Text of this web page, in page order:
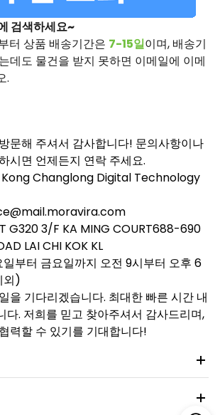
검색하세요~
터 상품 배송기간은 7-15일이며, 배송기
데도 물건을 받지 못하면 이메일에 이메
.
문해 주셔서 감사합니다! 문의사항이나
시면 언제든지 연락 주세요.
Kong Changlong Digital Technology
G320 3/F KA MING COURT688-690
LAI CHI KOK KL
부터 금요일까지 오전 9시부터 오후 6
외)
을 기다리겠습니다. 최대한 빠른 시간 내
다. 저희를 믿고 찾아주셔서 감사드리며,
력할 수 있기를 기대합니다!